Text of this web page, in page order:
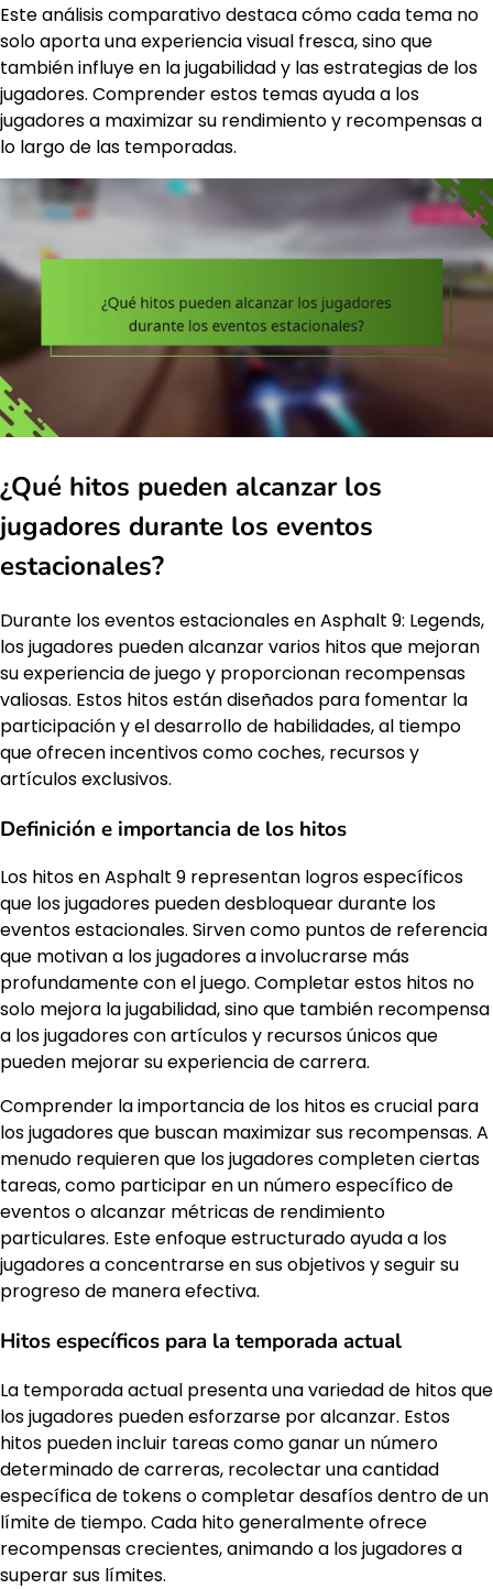
Este análisis comparativo destaca cómo cada tema no
solo aporta una experiencia visual fresca, sino que
también influye en la jugabilidad y las estrategias de los
jugadores. Comprender estos temas ayuda a los
jugadores a maximizar su rendimiento y recompensas a
lo largo de las temporadas.
¿Qué hitos pueden alcanzar los
jugadores durante los eventos
estacionales?
Durante los eventos estacionales en Asphalt 9: Legends,
los jugadores pueden alcanzar varios hitos que mejoran
su experiencia de juego y proporcionan recompensas
valiosas. Estos hitos están diseñados para fomentar la
participación y el desarrollo de habilidades, al tiempo
que ofrecen incentivos como coches, recursos y
artículos exclusivos.
Definición e importancia de los hitos
Los hitos en Asphalt 9 representan logros específicos
que los jugadores pueden desbloquear durante los
eventos estacionales. Sirven como puntos de referencia
que motivan a los jugadores a involucrarse más
profundamente con el juego. Completar estos hitos no
solo mejora la jugabilidad, sino que también recompensa
a los jugadores con artículos y recursos únicos que
pueden mejorar su experiencia de carrera.
Comprender la importancia de los hitos es crucial para
los jugadores que buscan maximizar sus recompensas. A
menudo requieren que los jugadores completen ciertas
tareas, como participar en un número específico de
eventos o alcanzar métricas de rendimiento
particulares. Este enfoque estructurado ayuda a los
jugadores a concentrarse en sus objetivos y seguir su
progreso de manera efectiva.
Hitos específicos para la temporada actual
La temporada actual presenta una variedad de hitos que
los jugadores pueden esforzarse por alcanzar. Estos
hitos pueden incluir tareas como ganar un número
determinado de carreras, recolectar una cantidad
específica de tokens o completar desafíos dentro de un
límite de tiempo. Cada hito generalmente ofrece
recompensas crecientes, animando a los jugadores a
superar sus límites.